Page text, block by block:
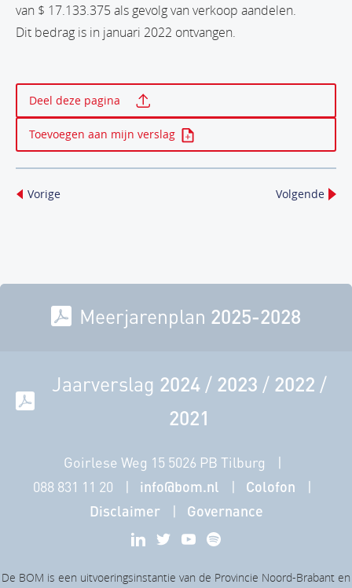
van $ 17.133.375 als gevolg van verkoop aandelen.
Dit bedrag is in januari 2022 ontvangen.
Deel deze pagina
Toevoegen aan mijn verslag
Vorige Volgende
Meerjarenplan 2025-2028
Jaarverslag 2024/ 2023 / 2022 /
2021
Goirlese Weg 15 5026 PB Tilburg
088 831 11 20
info@bom.nl
Colofon
Disclaimer
Governance
De BOM is een uitvoeringsinstantie van de Provincie Noord-Brabant en